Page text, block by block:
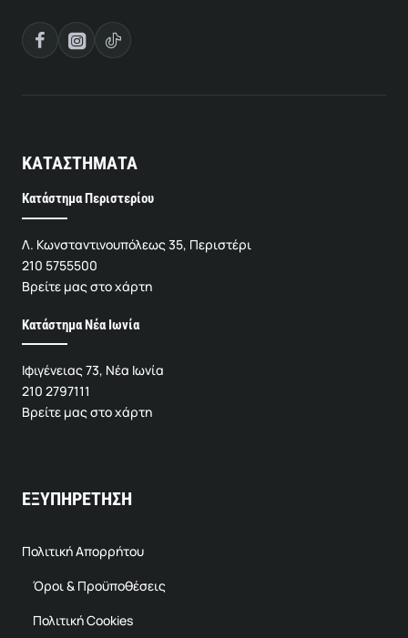
ΚΑΤΑΣΤΗΜΑΤΑ
Κατάστημα Περιστερίου
Λ. Κωνσταντινουπόλεως 35, Περιστέρι
210 5755500
Βρείτε μας στο χάρτη
Κατάστημα Νέα Ιωνία
Ιφιγένειας 73, Νέα Ιωνία
210 2797111
Βρείτε μας στο χάρτη
ΕΞΥΠΗΡΕΤΗΣΗ
Πολιτική Απορρήτου
Όροι & Προϋποθέσεις
Πολιτική Cookies